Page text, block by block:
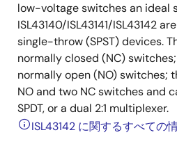
low-voltage switches an ideal
ISL43140/ISL43141/ISL43142
single-throw (SPST) devices.
normally closed (NC) switches;
normally open (NO) switches;
NO and two NC switches and
SPDT, or a dual 2:1 multiplexer.
ISL43142 に関するすべての